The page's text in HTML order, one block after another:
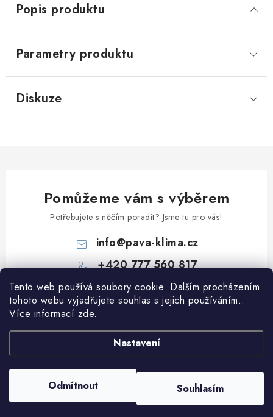
Tento web používá soubory cookie. Dalším procházením
tohoto webu vyjadřujete souhlas s jejich používáním..
Více informací zde.
Nastavení
Odmítnout Souhlasím
Popis produktu
Parametry produktu
Diskuze
Pomůžeme vám s výběrem
Potřebujete s něčím poradit? Jsme tu pro vás!
info@pava-klima.cz
+420 777 560 817
Informace pro vás
Podmínky ochrany osobních údajů
Blog
Vytvořil Shoptet
Copyright 2026PaVa-klima.cz . Všechna práva vyhrazena.